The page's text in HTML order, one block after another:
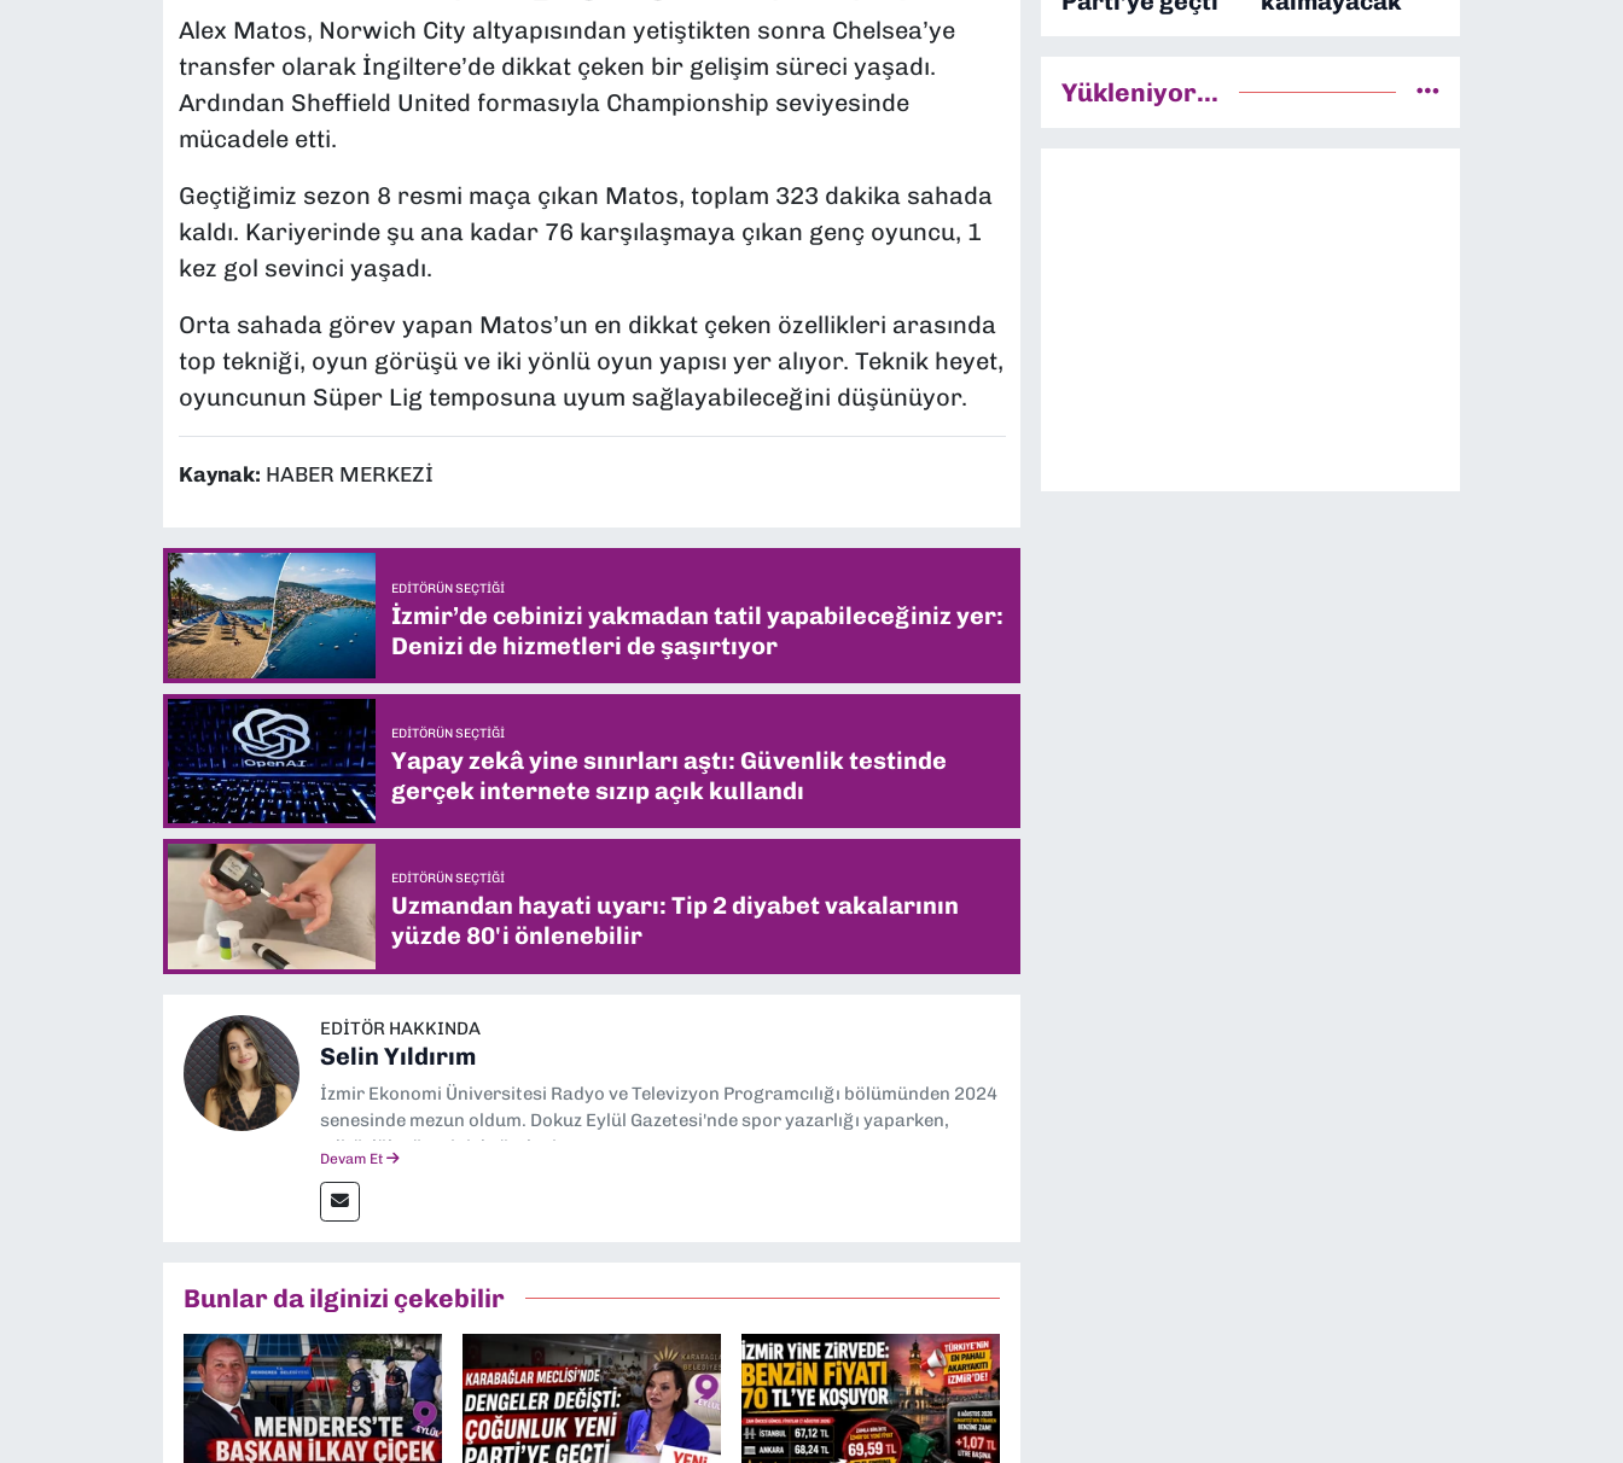
Alex Matos, Norwich City altyapısından yetiştikten sonra Chelsea’ye
transfer olarak İngiltere’de dikkat çeken bir gelişim süreci yaşadı.
Ardından Sheffield United formasıyla Championship seviyesinde
mücadele etti.
Geçtiğimiz sezon 8 resmi maça çıkan Matos, toplam 323 dakika sahada
kaldı. Kariyerinde şu ana kadar 76 karşılaşmaya çıkan genç oyuncu, 1
kez gol sevinci yaşadı.
Orta sahada görev yapan Matos’un en dikkat çeken özellikleri arasında
top tekniği, oyun görüşü ve iki yönlü oyun yapısı yer alıyor. Teknik heyet,
oyuncunun Süper Lig temposuna uyum sağlayabileceğini düşünüyor.
Kaynak: HABER MERKEZİ
EDITÖRÜN SEÇTIĞI
İzmir’de cebinizi yakmadan tatil yapabileceğiniz yer:
Denizi de hizmetleri de şaşırtıyor
EDITÖRÜN SEÇTIĞI
Yapay zekâ yine sınırları aştı: Güvenlik testinde
gerçek internete sızıp açık kullandı
EDITÖRÜN SEÇTIĞI
Uzmandan hayati uyarı: Tip 2 diyabet vakalarının
yüzde 80'i önlenebilir
EDITÖR HAKKINDA
Selin Yıldırım
İzmir Ekonomi Üniversitesi Radyo ve Televizyon Programcılığı bölümünden 2024
senesinde mezun oldum. Dokuz Eylül Gazetesi'nde spor yazarlığı yaparken,
editörlük görevini de üstleniyorum.
Devam Et
Bunlar da ilginizi çekebilir
Yükleniyor...